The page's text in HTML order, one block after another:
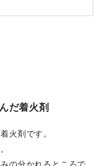
だ着火剤
火剤です。